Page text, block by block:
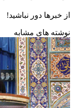
از خبرها دور نباشید!
نوشته های مشابه